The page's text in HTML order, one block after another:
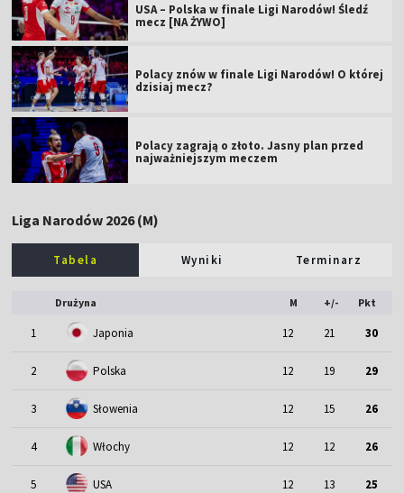
USA – Polska w finale Ligi Narodów! Śledź
mecz [NA ŻYWO]
Polacy znów w finale Ligi Narodów! O której
dzisiaj mecz?
Polacy zagrają o złoto. Jasny plan przed
najważniejszym meczem
Liga Narodów 2026 (M)
Tabela Wyniki Terminarz
Drużyna M +/- Pkt
1 Japonia 12 21 30
2 Polska 12 19 29
3 Słowenia 12 15 26
4 Włochy 12 12 26
5 USA 12 13 25